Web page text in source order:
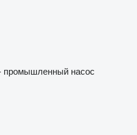
промышленный насос